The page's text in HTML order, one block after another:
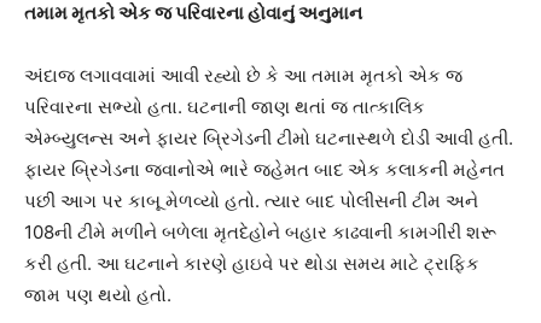
તમામ મૃતકો એક જ પરિવારના હોવાનું અનુમાન
અંદાજ લગાવવામાં આવી રહ્યો છે કે આ તમામ મૃતકો એક જ
પરિવારના સભ્યો હતા. ઘટનાની જાણ થતાં જ તાત્કાલિક
એમ્બ્યુલન્સ અને ફાયર બ્રિગેડની ટીમો ઘટનાસ્થળે દોડી આવી હતી.
ફાયર બ્રિગેડના જવાનોએ ભારે જહેમત બાદ એક કલાકની મહેનત
પછી આગ પર કાબૂ મેળવ્યો હતો. ત્યાર બાદ પોલીસની ટીમ અને
108ની ટીમે મળીને બળેલા મૃતદેહોને બહાર કાઢવાની કામગીરી શરૂ
કરી હતી. આ ઘટનાને કારણે હાઇવે પર થોડા સમય માટે ટ્રાફિક
જામ પણ થયો હતો.